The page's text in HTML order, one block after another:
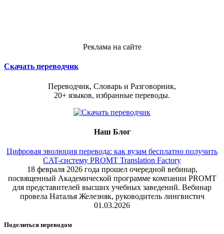
Реклама на сайте
Скачать переводчик
Переводчик, Словарь и Разговорник,
20+ языков, избранные переводы.
Наш Блог
Цифровая эволюция перевода: как вузам бесплатно получить
CAT-систему PROMT Translation Factory
18 февраля 2026 года прошел очередной вебинар,
посвященный Академической программе компании PROMT
для представителей высших учебных заведений. Вебинар
провела Наталья Железняк, руководитель лингвистич
01.03.2026
Поделиться переводом